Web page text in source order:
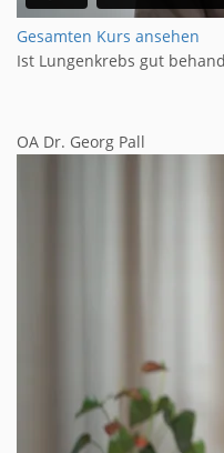
Gesamten Kurs ansehen
Ist Lungenkrebs gut
OA Dr. Georg Pall